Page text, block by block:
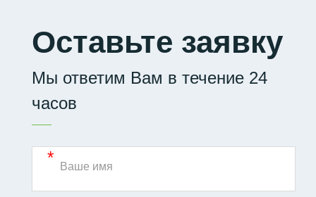
Оставьте заявку
Мы ответим Вам в течение 24
часов
*